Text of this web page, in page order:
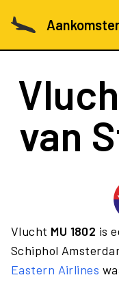
van
Vlucht MU 1802 is
Schiphol
Eastern Airlines